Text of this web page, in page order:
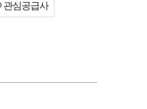
관심공급사